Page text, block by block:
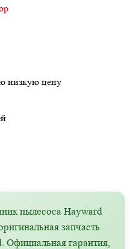
низкую цену
пылесоса Hayward
запчасть
Официальная гарантия,